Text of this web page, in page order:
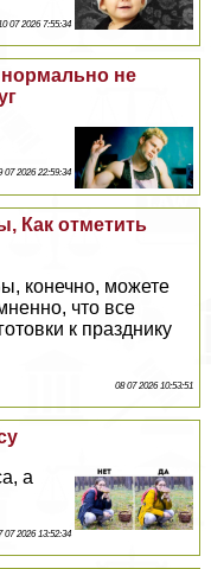
07 2026 7:55:34
нормально не
07 2026 22:59:34
Как отметить
конечно, можете
что все
к празднику
08 07 2026 10:53:51
а
07 2026 13:52:34